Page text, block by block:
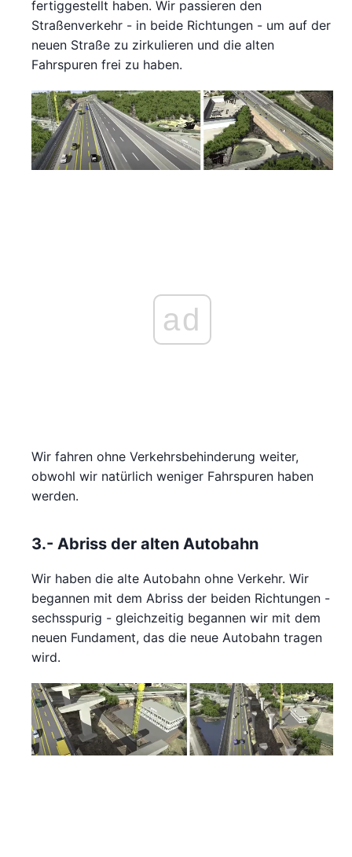
fertiggestellt haben. Wir passieren den
Straßenverkehr - in beide Richtungen - um auf der
neuen Straße zu zirkulieren und die alten
Fahrspuren frei zu haben.
ad
Wir fahren ohne Verkehrsbehinderung weiter,
obwohl wir natürlich weniger Fahrspuren haben
werden.
3.- Abriss der alten Autobahn
Wir haben die alte Autobahn ohne Verkehr. Wir
begannen mit dem Abriss der beiden Richtungen -
sechsspurig - gleichzeitig begannen wir mit dem
neuen Fundament, das die neue Autobahn tragen
wird.